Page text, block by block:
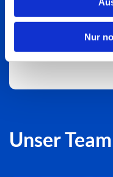
Nur
Unser Team